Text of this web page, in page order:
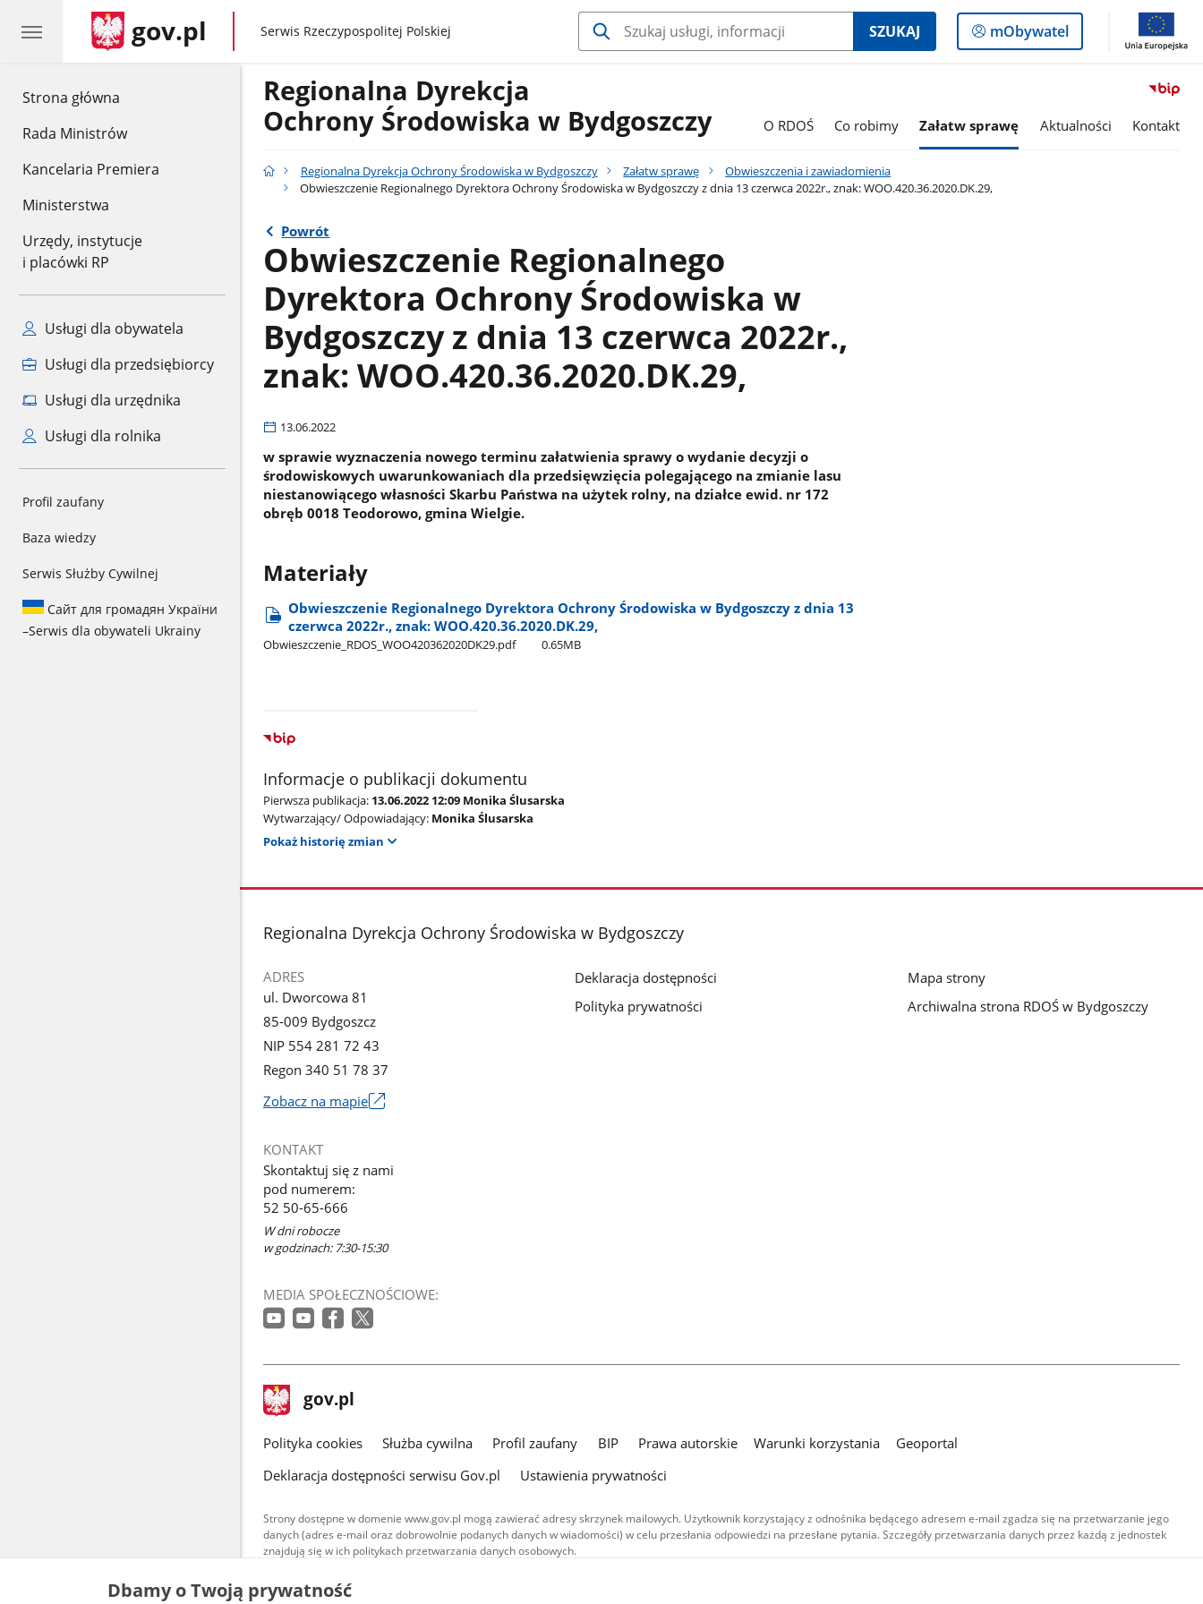
Strona główna
Rada Ministrów
Kancelaria Premiera
Ministerstwa
Urzędy, instytucje
i placówki RP
Usługi dla obywatela
Usługi dla przedsiębiorcy
Usługi dla urzędnika
Usługi dla rolnika
Profil zaufany
Baza wiedzy
Serwis Służby Cywilnej
Сайт для громадян України
–Serwis dla obywateli Ukrainy
gov.pl gov.pl
Serwis Rzeczypospolitej Polskiej SZUKAJ
Logowanie
do
mObywatel
Regionalna Dyrekcja
Ochrony Środowiska w Bydgoszczy
O RDOŚ Co robimy Załatw sprawę Aktualności Kontakt
Regionalna Dyrekcja Ochrony Środowiska w Bydgoszczy Załatw sprawę
Obwieszczenia i zawiadomienia
Obwieszczenie Regionalnego Dyrektora Ochrony Środowiska w Bydgoszczy z dnia 13 czerwca 2022r., znak: WOO.420.36.2020.DK.29,
Powrót
Obwieszczenie Regionalnego
Dyrektora Ochrony Środowiska w
Bydgoszczy z dnia 13 czerwca 2022r.,
znak: WOO.420.36.2020.DK.29,
13.06.2022
w sprawie wyznaczenia nowego terminu załatwienia sprawy o wydanie decyzji o
środowiskowych uwarunkowaniach dla przedsięwzięcia polegającego na zmianie lasu
niestanowiącego własności Skarbu Państwa na użytek rolny, na działce ewid. nr 172
obręb 0018 Teodorowo, gmina Wielgie.
Materiały
Obwieszczenie Regionalnego Dyrektora Ochrony Środowiska w Bydgoszczy z dnia 13
czerwca 2022r., znak: WOO.420.36.2020.DK.29,
Obwieszczenie​_RDOS​_WOO420362020DK29.pdf 0.65MB
Informacje o publikacji dokumentu
Pierwsza publikacja: 13.06.2022 12:09 Monika Ślusarska
Wytwarzający/ Odpowiadający: Monika Ślusarska
Pokaż historię zmian
stopka
Regionalna Dyrekcja Ochrony Środowiska w Bydgoszczy
ADRES
ul. Dworcowa 81
85-009 Bydgoszcz
NIP 554 281 72 43
Regon 340 51 78 37
Zobacz na mapie
się
w
nowym
oknie
KONTAKT
Skontaktuj się z nami
pod numerem:
52 50-65-666
W dni robocze
w godzinach: 7:30-15:30
MEDIA SPOŁECZNOŚCIOWE:
Deklaracja dostępności
Polityka prywatności
Mapa strony
Archiwalna strona RDOŚ w Bydgoszczy
stopka
gov.pl Strona
gov.pl
gov.pl
Polityka cookies Służba cywilna Profil zaufany BIP Prawa autorskie Warunki korzystania
Geoportal
Deklaracja dostępności serwisu Gov.pl
Ustawienia prywatności
Strony dostępne w domenie www.gov.pl mogą zawierać adresy skrzynek mailowych. Użytkownik korzystający z odnośnika będącego adresem e-mail zgadza się na przetwarzanie jego
danych (adres e-mail oraz dobrowolnie podanych danych w wiadomości) w celu przesłania odpowiedzi na przesłane pytania. Szczegóły przetwarzania danych przez każdą z jednostek
znajdują się w ich politykach przetwarzania danych osobowych.
Treści tekstowe publikowane w serwisie (z wyłączeniem treści audiowizualnych), są
udostępniane na licencji typu Creative Commons: uznanie autorstwa - na tych samych
Dbamy o Twoją prywatność